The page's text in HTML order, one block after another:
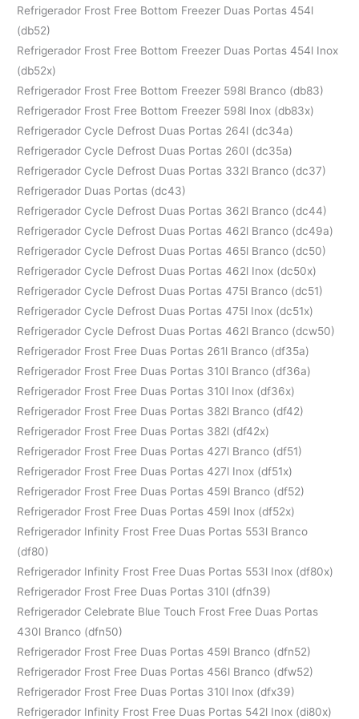
Refrigerador Frost Free Bottom Freezer Duas Portas 454l
(db52)
Refrigerador Frost Free Bottom Freezer Duas Portas 454l Inox
(db52x)
Refrigerador Frost Free Bottom Freezer 598l Branco (db83)
Refrigerador Frost Free Bottom Freezer 598l Inox (db83x)
Refrigerador Cycle Defrost Duas Portas 264l (dc34a)
Refrigerador Cycle Defrost Duas Portas 260l (dc35a)
Refrigerador Cycle Defrost Duas Portas 332l Branco (dc37)
Refrigerador Duas Portas (dc43)
Refrigerador Cycle Defrost Duas Portas 362l Branco (dc44)
Refrigerador Cycle Defrost Duas Portas 462l Branco (dc49a)
Refrigerador Cycle Defrost Duas Portas 465l Branco (dc50)
Refrigerador Cycle Defrost Duas Portas 462l Inox (dc50x)
Refrigerador Cycle Defrost Duas Portas 475l Branco (dc51)
Refrigerador Cycle Defrost Duas Portas 475l Inox (dc51x)
Refrigerador Cycle Defrost Duas Portas 462l Branco (dcw50)
Refrigerador Frost Free Duas Portas 261l Branco (df35a)
Refrigerador Frost Free Duas Portas 310l Branco (df36a)
Refrigerador Frost Free Duas Portas 310l Inox (df36x)
Refrigerador Frost Free Duas Portas 382l Branco (df42)
Refrigerador Frost Free Duas Portas 382l (df42x)
Refrigerador Frost Free Duas Portas 427l Branco (df51)
Refrigerador Frost Free Duas Portas 427l Inox (df51x)
Refrigerador Frost Free Duas Portas 459l Branco (df52)
Refrigerador Frost Free Duas Portas 459l Inox (df52x)
Refrigerador Infinity Frost Free Duas Portas 553l Branco
(df80)
Refrigerador Infinity Frost Free Duas Portas 553l Inox (df80x)
Refrigerador Frost Free Duas Portas 310l (dfn39)
Refrigerador Celebrate Blue Touch Frost Free Duas Portas
430l Branco (dfn50)
Refrigerador Frost Free Duas Portas 459l Branco (dfn52)
Refrigerador Frost Free Duas Portas 456l Branco (dfw52)
Refrigerador Frost Free Duas Portas 310l Inox (dfx39)
Refrigerador Infinity Frost Free Duas Portas 542l Inox (di80x)